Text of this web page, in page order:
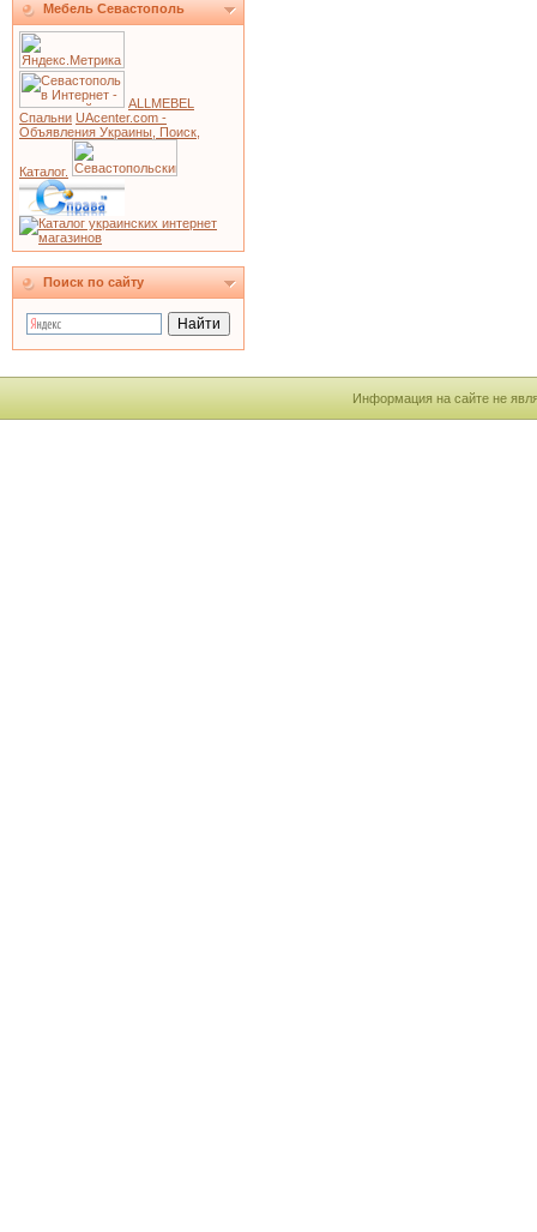
Мебель Севастополь
ALLMEBEL
Спальни UAcenter.com -
Объявления Украины, Поиск,
Каталог.
Поиск по сайту
Информация на сайте не